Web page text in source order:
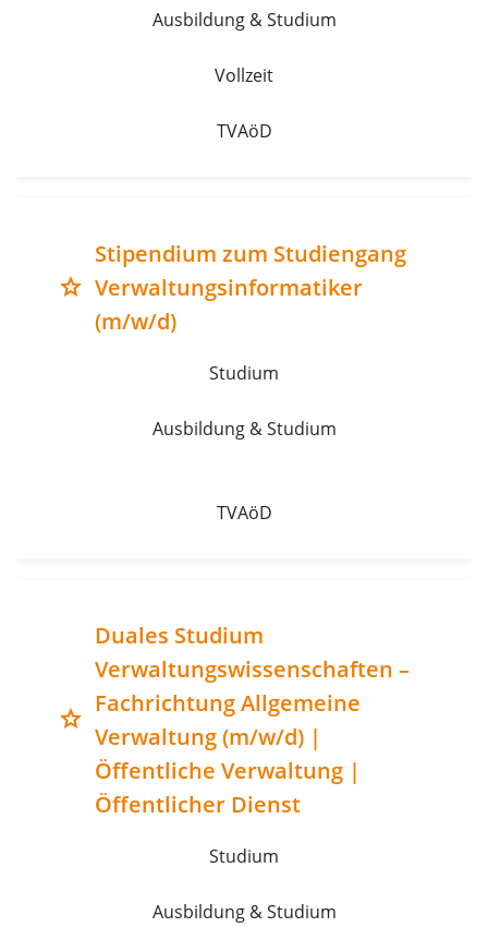
Ausbildung & Studium
Vollzeit
TVAöD
grade
Stipendium zum Studiengang
Verwaltungsinformatiker
(m/w/d)
Studium
Ausbildung & Studium
TVAöD
grade
Duales Studium
Verwaltungswissenschaften –
Fachrichtung Allgemeine
Verwaltung (m/w/d) |
Öffentliche Verwaltung |
Öffentlicher Dienst
Studium
Ausbildung & Studium